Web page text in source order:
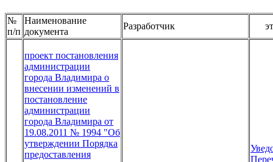
№
п/п
Наименование
документа
Разработчик
проект постановления
администрации
города Владимира о
внесении изменений в
постановление
администрации
города Владимира от
19.08.2011 № 1994 "Об
утверждении Порядка
предоставления